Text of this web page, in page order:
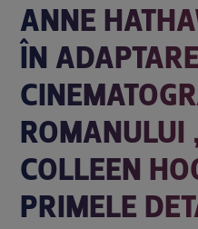
ANNE
ÎN
ROMANULUI
COLLEEN
PRIMELE